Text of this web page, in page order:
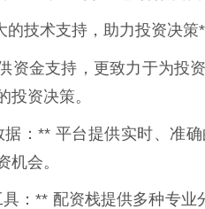
的技术支持，助力投资决策
资金支持，更致力于为投
投资决策。
：** 平台提供实时、准
机会。
：** 配资栈提供多种专